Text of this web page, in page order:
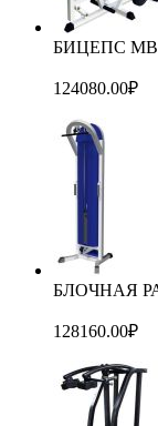
БИЦЕПС MB
124080.00₽
БЛОЧНАЯ
128160.00₽